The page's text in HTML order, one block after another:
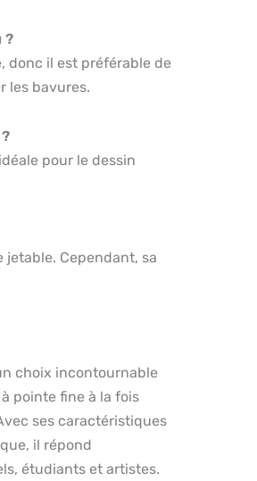
?
donc il est préférable de
les bavures.
pour le dessin
jetable. Cependant, sa
choix incontournable
pointe fine à la fois
ses caractéristiques
il répond
étudiants et artistes.